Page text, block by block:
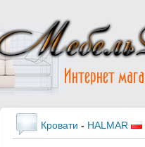
Кровати - HALMAR